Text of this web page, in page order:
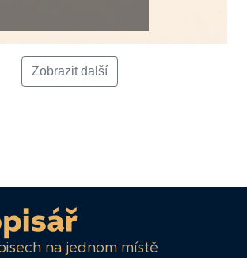
Zobrazit další
na jednom místě